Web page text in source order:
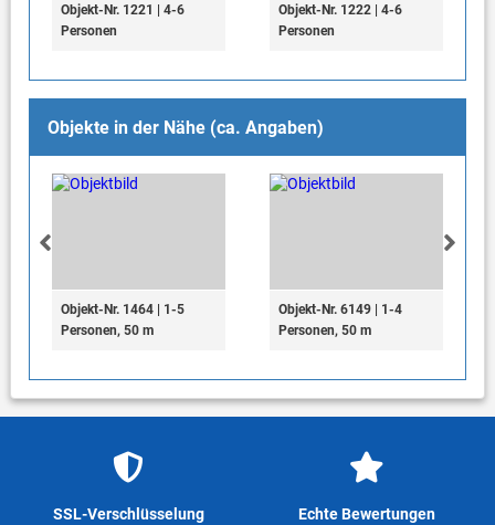
Objekt-Nr. 1221 | 4-6
Personen
Objekt-Nr. 1222 | 4-6
Personen
Objekte in der Nähe (ca. Angaben)
Objekt-Nr. 1464 | 1-5
Personen, 50 m
Objekt-Nr. 6149 | 1-4
Personen, 50 m
SSL-Verschlüsselung
Echte Bewertungen